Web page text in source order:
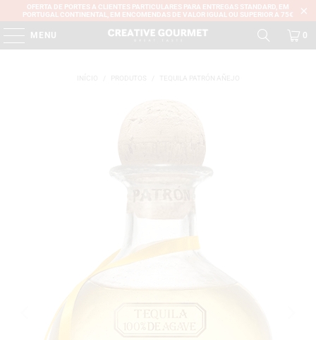
OFERTA DE PORTES A CLIENTES PARTICULARES PARA ENTREGAS STANDARD, EM
PORTUGAL CONTINENTAL, EM ENCOMENDAS DE VALOR IGUAL OU SUPERIOR A 75€
MENU 0
PRODUTOS TEQUILA PATRÓN AÑEJO